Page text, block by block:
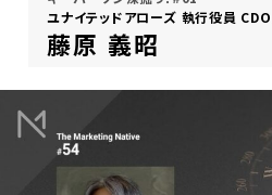
ユナイテッドアローズ 執行役員
藤原 義昭